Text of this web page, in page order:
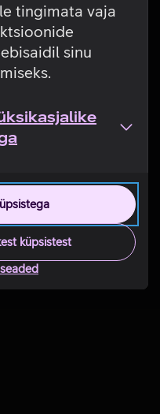
tingimata vaja
sinu
küpsistest
viga